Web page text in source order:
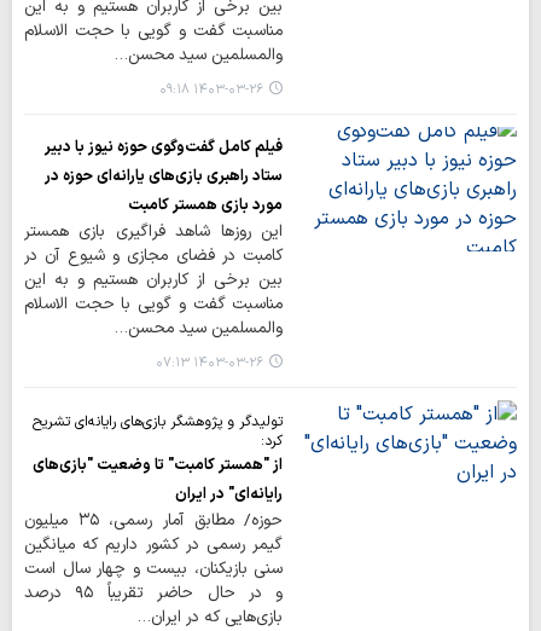
بین برخی از کاربران هستیم و به این
مناسبت گفت و گویی با حجت الاسلام
والمسلمین سید محسن…
۱۴۰۳-۰۳-۲۶ ۰۹:۱۸
فیلم کامل گفت‌وگوی حوزه نیوز با دبیر
ستاد راهبری بازی‌های یارانه‌ای حوزه در
مورد بازی همستر کامبت
این روزها شاهد فراگیری بازی همستر
کامبت در فضای مجازی و شیوع آن در
بین برخی از کاربران هستیم و به این
مناسبت گفت و گویی با حجت الاسلام
والمسلمین سید محسن…
۱۴۰۳-۰۳-۲۶ ۰۷:۱۳
تولیدگر و پژوهشگر بازی‌های رایانه‌ای تشریح
کرد:
از "همستر کامبت" تا وضعیت "بازی‌های
رایانه‌ای" در ایران
حوزه/ مطابق آمار رسمی، ۳۵ میلیون
گیمر رسمی در کشور داریم که میانگین
سنی بازیکنان، بیست و چهار سال است
و در حال حاضر تقریباً ۹۵ درصد
بازی‌هایی که در ایران…